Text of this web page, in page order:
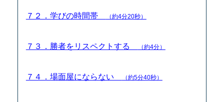
７２．学びの時間帯 （約4分20秒）
７３．勝者をリスペクトする （約4分）
７４．場面屋にならない （約5分40秒）